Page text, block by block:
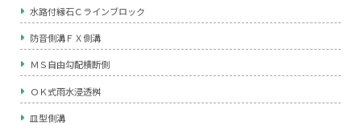
水路付縁石Ｃラインブロック
防音側溝ＦＸ側溝
ＭＳ自由勾配横断側
ＯＫ式雨水浸透桝
皿型側溝